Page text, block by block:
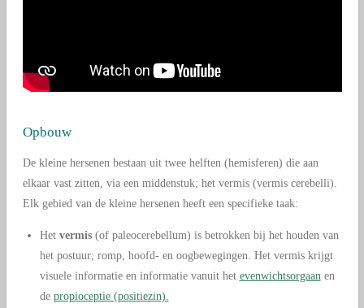
Opbouw
De kleine hersenen bestaan uit twee helften (hemisferen) die aan
elkaar vast zitten, via een middenstuk; het vermis (vermis cerebelli).
Elk gebied van de kleine hersenen heeft een specifieke taak:
Het vermis (of paleocerebellum) is betrokken bij het houden van
het postuur; romp, hoofd- en oogbewegingen. Het vermis krijgt
visuele informatie en informatie vanuit het evenwichtsorgaanen
de propioceptie (positiezin).